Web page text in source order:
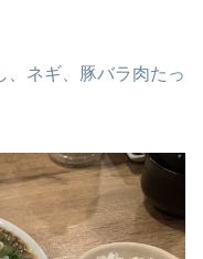
、ネギ、豚バラ肉たっ